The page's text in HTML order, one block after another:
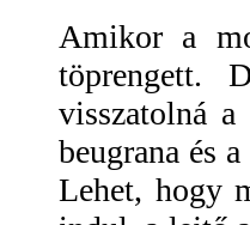
Amikor a
töprengett.
visszatolná
beugrana és
Lehet, hogy